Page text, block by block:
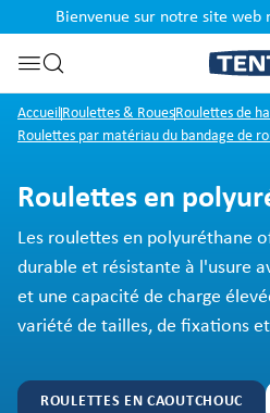
Passer à la recherche
Bienvenue sur notre site web
AccueilRoulettes & RouesRoulettes de
Roulettes par matériau du bandage de
Roulettes en
Les roulettes en polyuréthane
durable et résistante à l'usure
et une capacité de charge
variété de tailles, de fixations
ROULETTES EN CAOUTCHOUC